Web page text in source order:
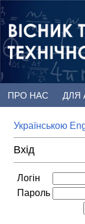
ПРО НАС ДЛЯ
Українською
Вхід
Логін
Пароль